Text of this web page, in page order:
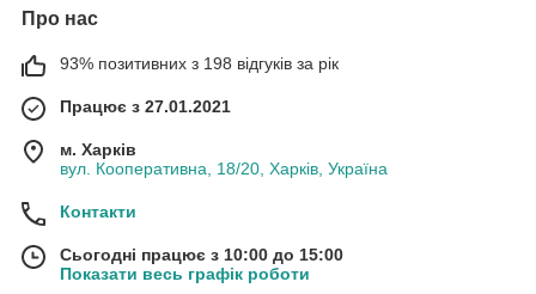
Про нас
93% позитивних з 198 відгуків за рік
Працює з 27.01.2021
м. Харків
вул. Кооперативна, 18/20, Харків, Україна
Контакти
Сьогодні працює з 10:00 до 15:00
Показати весь графік роботи